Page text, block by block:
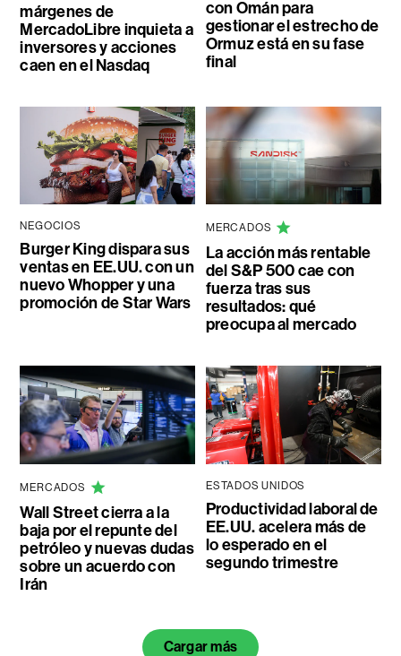
márgenes de
MercadoLibre inquieta a
inversores y acciones
caen en el Nasdaq
con Omán para
gestionar el estrecho de
Ormuz está en su fase
final
NEGOCIOS
Burger King dispara sus
ventas en EE.UU. con un
nuevo Whopper y una
promoción de Star Wars
MERCADOS
La acción más rentable
del S&P 500 cae con
fuerza tras sus
resultados: qué
preocupa al mercado
MERCADOS
Wall Street cierra a la
baja por el repunte del
petróleo y nuevas dudas
sobre un acuerdo con
Irán
ESTADOS UNIDOS
Productividad laboral de
EE.UU. acelera más de
lo esperado en el
segundo trimestre
Cargar más